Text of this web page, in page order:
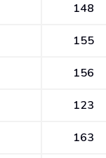
148
155
156
123
163